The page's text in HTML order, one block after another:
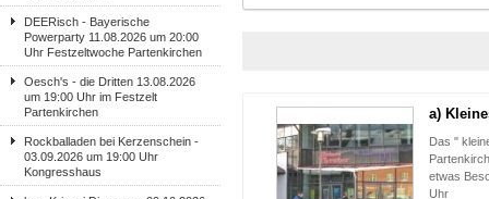
DEERisch - Bayerische
Powerparty 11.08.2026 um 20:00
Uhr Festzeltwoche Partenkirchen
Oesch's - die Dritten 13.08.2026
um 19:00 Uhr im Festzelt
Partenkirchen
Rockballaden bei Kerzenschein -
03.09.2026 um 19:00 Uhr
Kongresshaus
a)
Das "
etwas
Uhr